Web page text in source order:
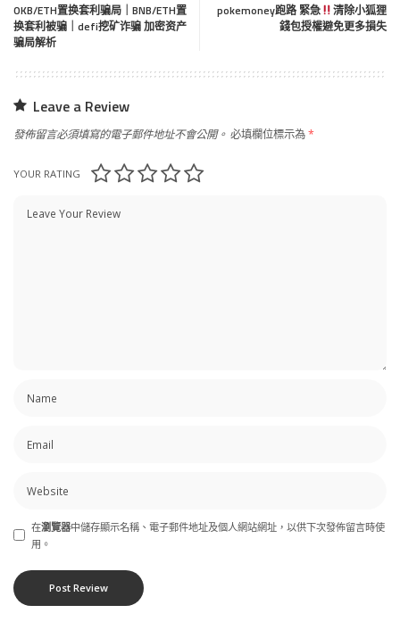
OKB/ETH置换套利骗局｜BNB/ETH置
换套利被骗｜defi挖矿诈骗 加密资产
骗局解析
pokemoney跑路 緊急
清除小狐狸
錢包授權避免更多損失
Leave a Review
發佈留言必須填寫的電子郵件地址不會公開。 必填欄位標示為*
YOUR RATING
在瀏覽器中儲存顯示名稱、電子郵件地址及個人網站網址，以供下次發佈留言時使
用。